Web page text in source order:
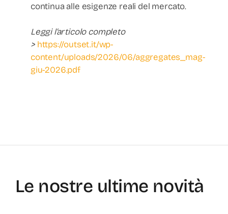
continua alle esigenze reali del mercato.
Leggi l’articolo completo
> https://outset.it/wp-
content/uploads/2026/06/aggregates_mag-
giu-2026.pdf
Le nostre ultime novità